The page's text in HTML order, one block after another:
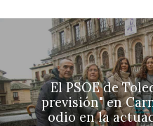
El PSOE de
previsión" en
odio en la